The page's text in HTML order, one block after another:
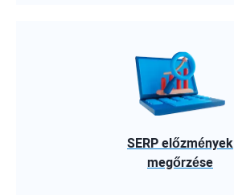
SERP előzmények
megőrzése